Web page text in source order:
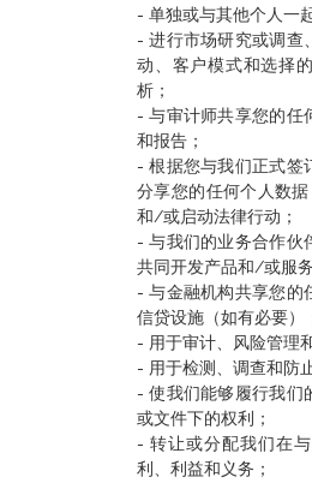
- 单独或与其他个人一
- 进行市场研究或调查
动、客户模式和选择
析；
- 与审计师共享您的任
和报告；
- 根据您与我们正式签
分享您的任何个人数
和/或启动法律行动；
- 与我们的业务合作伙
共同开发产品和/或服
- 与金融机构共享您的
信贷设施（如有必要）
- 用于审计、风险管理
- 用于检测、调查和防
- 使我们能够履行我们
或文件下的权利；
- 转让或分配我们在
利、利益和义务；